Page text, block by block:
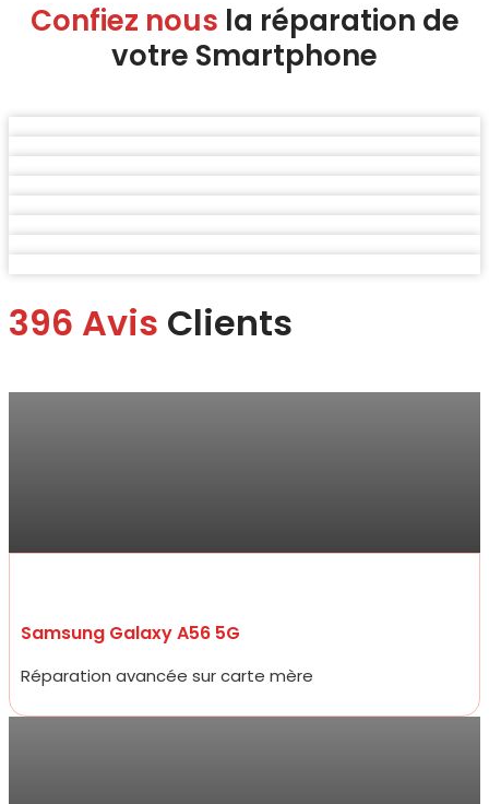
Confiez nous la réparation de
votre Smartphone
396 Avis Clients
Samsung Galaxy A56 5G
Réparation avancée sur carte mère